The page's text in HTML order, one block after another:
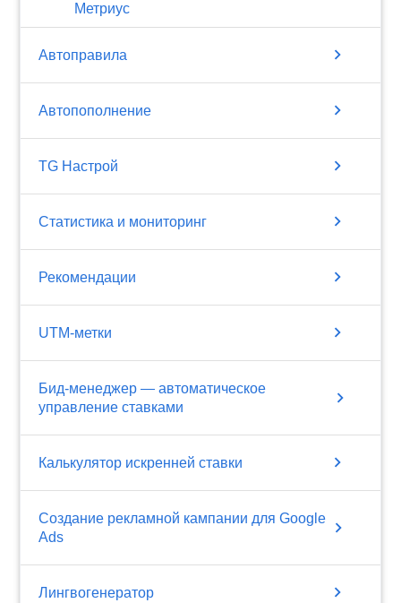
Метриус
Автоправила chevron_right
Автопополнение chevron_right
TG Настрой chevron_right
Статистика и мониторинг chevron_right
Рекомендации chevron_right
UTM-метки chevron_right
Бид-менеджер — автоматическое
управление ставками
chevron_right
Калькулятор искренней ставки chevron_right
Создание рекламной кампании для Google
Ads
chevron_right
Лингвогенератор chevron_right